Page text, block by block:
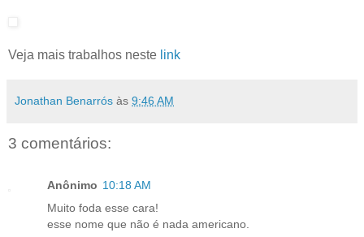
Veja mais trabalhos neste link
Jonathan Benarrós às 9:46 AM
3 comentários:
Anônimo 10:18 AM
Muito foda esse cara!
esse nome que não é nada americano.